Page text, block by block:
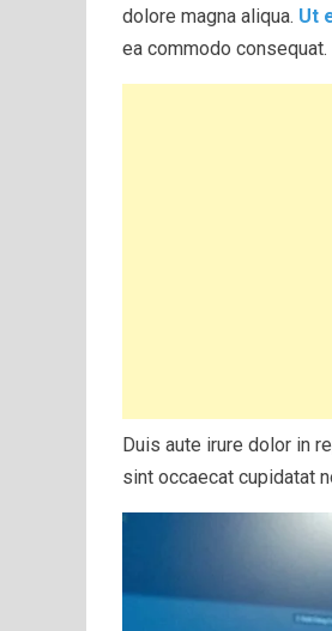
dolore magna aliqua. Ut
ea commodo consequat.
Duis aute irure dolor in
sint occaecat cupidatat